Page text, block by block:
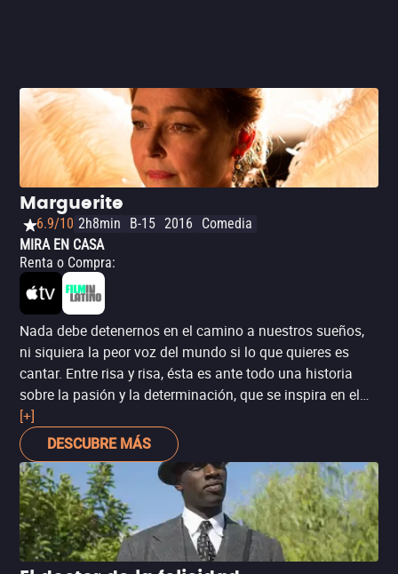
Marguerite
6.9/10 2h8min B-15 2016
Comedia
MIRA EN CASA
Renta o Compra:
Nada debe detenernos en el camino a nuestros sueños,
ni siquiera la peor voz del mundo si lo que quieres es
cantar. Entre risa y risa, ésta es ante todo una historia
sobre la pasión y la determinación, que se inspira en el
caso real de la británica Florence Foster Jenkins.
‘Marguerite’ fue nominada al León de Oro en el Festival
de Venecia, obtuvo 11 candidaturas en los premios César
y ganó 4, incluyendo Mejor Actriz para Catherine Frot.
[+]
DESCUBRE MÁS